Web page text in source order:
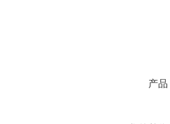
产品